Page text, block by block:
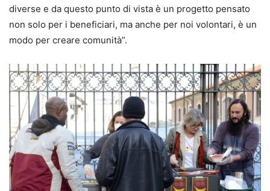
diverse e da questo punto di vista è un progetto pensato
non solo per i beneficiari, ma anche per noi volontari, è un
modo per creare comunità”.